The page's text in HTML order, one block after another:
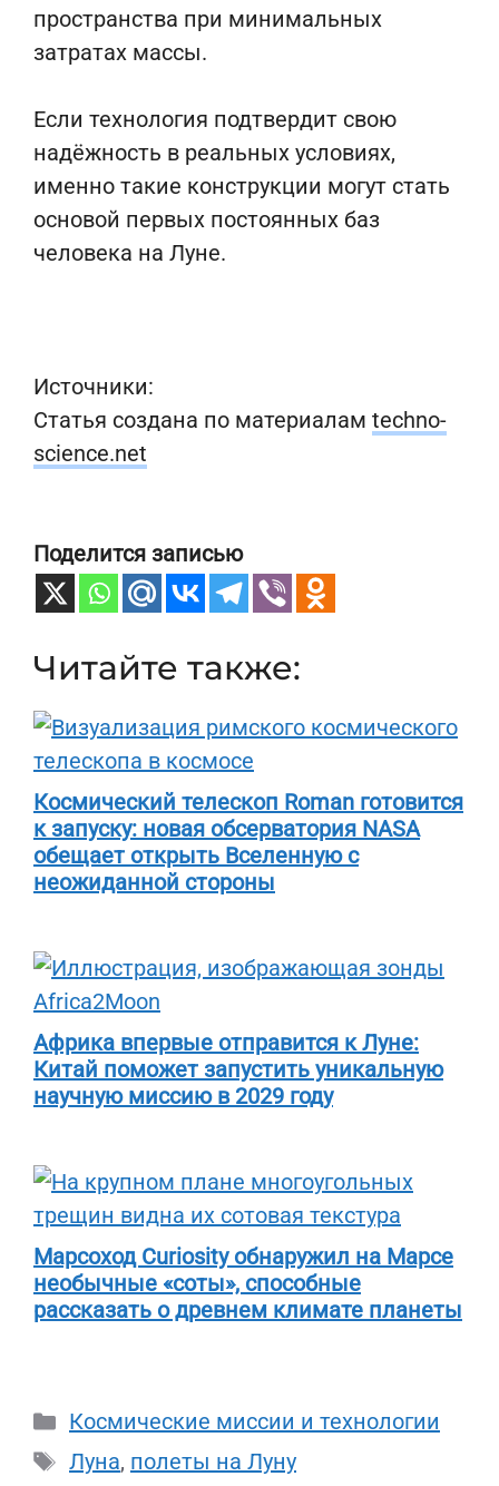
пространства при минимальных
затратах массы.
Если технология подтвердит свою
надёжность в реальных условиях,
именно такие конструкции могут стать
основой первых постоянных баз
человека на Луне.
Источники:
Статья создана по материалам techno-
science.net
Поделится записью
Читайте также:
Космический телескоп Roman готовится
к запуску: новая обсерватория NASA
обещает открыть Вселенную с
неожиданной стороны
Африка впервые отправится к Луне:
Китай поможет запустить уникальную
научную миссию в 2029 году
Марсоход Curiosity обнаружил на Марсе
необычные «соты», способные
рассказать о древнем климате планеты
Рубрики
Космические миссии и технологии
Метки
Луна, полеты на Луну